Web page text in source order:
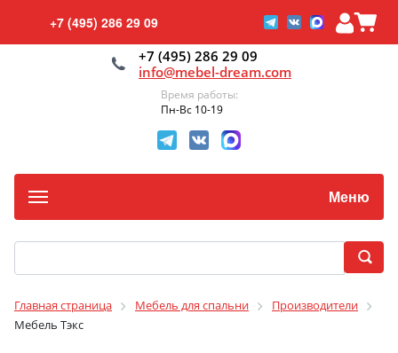
+7 (495) 286 29 09
+7 (495) 286 29 09
info@mebel-dream.com
Время работы:
Пн-Вс 10-19
Меню
Главная страница Мебель для спальни
Производители
Мебель Тэкс